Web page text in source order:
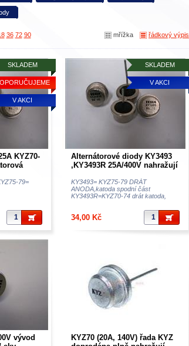
36 72 90 mřížka řádkový výpis
SKLADEM
V AKCI
KYZ70-
79=
SKLADEM
V AKCI
Alternátorové diody KY3493
,KY3493R 25A/400V nahražují
KY3493= KYZ75-79 DRÁT
ANODA,katoda spodní část
KY3493R=KYZ70-74 drát katoda,
34,00 Kč
vývod
KYZ70 (20A, 140V) řada KYZ